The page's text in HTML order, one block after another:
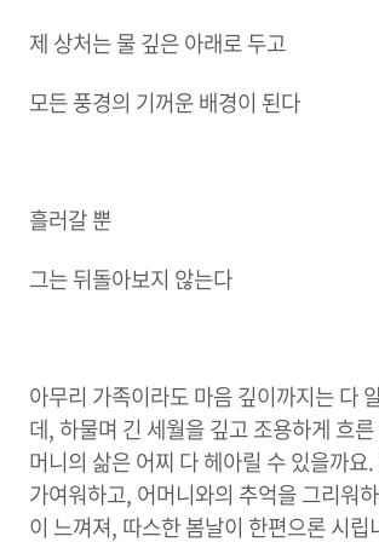
제 상처는 물 깊은 아래로 두고
모든 풍경의 기꺼운 배경이 된다
흘러갈 뿐
그는 뒤돌아보지 않는다
아무리 가족이라도 마음 깊이까지는 다
데, 하물며 긴 세월을 깊고 조용하게 흐
머니의 삶은 어찌 다 헤아릴 수 있을까요
가여워하고, 어머니와의 추억을 그리워
이 느껴져, 따스한 봄날이 한편으론 시립